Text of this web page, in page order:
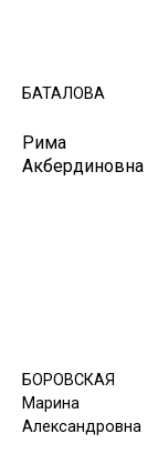
БАТАЛОВА
Рима
Акбердиновна
БОРОВСКАЯ
Марина
Александровна